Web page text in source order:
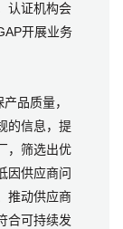
认证机构会
开展业务
品质量，
的信息，提
，筛选出优
因供应商问
推动供应商
合可持续发